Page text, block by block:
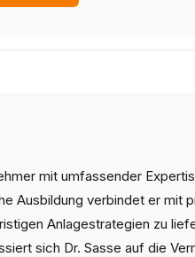
mit umfassender
Ausbildung verbindet er mit
Anlagestrategien zu
sich Dr. Sasse auf die